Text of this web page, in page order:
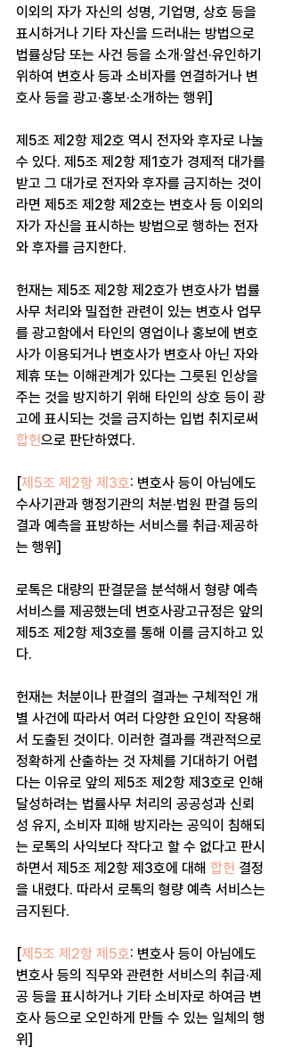
이외의 자가 자신의 성명, 기업명, 상호 등을
표시하거나 기타 자신을 드러내는 방법으로
법률상담 또는 사건 등을 소개·알선·유인하기
위하여 변호사 등과 소비자를 연결하거나 변
호사 등을 광고·홍보·소개하는 행위]
제5조 제2항 제2호 역시 전자와 후자로 나눌
수 있다. 제5조 제2항 제1호가 경제적 대가를
받고 그 대가로 전자와 후자를 금지하는 것이
라면 제5조 제2항 제2호는 변호사 등 이외의
자가 자신을 표시하는 방법으로 행하는 전자
와 후자를 금지한다.
헌재는 제5조 제2항 제2호가 변호사가 법률
사무 처리와 밀접한 관련이 있는 변호사 업무
를 광고함에서 타인의 영업이나 홍보에 변호
사가 이용되거나 변호사가 변호사 아닌 자와
제휴 또는 이해관계가 있다는 그릇된 인상을
주는 것을 방지하기 위해 타인의 상호 등이 광
고에 표시되는 것을 금지하는 입법 취지로써
합헌으로 판단하였다.
[제5조 제2항 제3호: 변호사 등이 아님에도
수사기관과 행정기관의 처분·법원 판결 등의
결과 예측을 표방하는 서비스를 취급·제공하
는 행위]
로톡은 대량의 판결문을 분석해서 형량 예측
서비스를 제공했는데 변호사광고규정은 앞의
제5조 제2항 제3호를 통해 이를 금지하고 있
다.
헌재는 처분이나 판결의 결과는 구체적인 개
별 사건에 따라서 여러 다양한 요인이 작용해
서 도출된 것이다. 이러한 결과를 객관적으로
정확하게 산출하는 것 자체를 기대하기 어렵
다는 이유로 앞의 제5조 제2항 제3호로 인해
달성하려는 법률사무 처리의 공공성과 신뢰
성 유지, 소비자 피해 방지라는 공익이 침해되
는 로톡의 사익보다 작다고 할 수 없다고 판시
하면서 제5조 제2항 제3호에 대해 합헌 결정
을 내렸다. 따라서 로톡의 형량 예측 서비스는
금지된다.
[제5조 제2항 제5호: 변호사 등이 아님에도
변호사 등의 직무와 관련한 서비스의 취급·제
공 등을 표시하거나 기타 소비자로 하여금 변
호사 등으로 오인하게 만들 수 있는 일체의 행
위]